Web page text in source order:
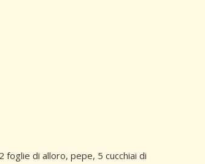
di alloro, pepe, 5 cucchiai di